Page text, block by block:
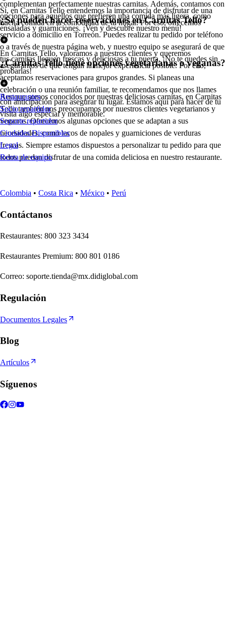
complementan perfectamente nuestras carnitas. Además, contamos con
opciones para aquellos que prefieren una comida más ligera, como
ensaladas y guarniciones. ¡Ven y descubre nuestro menú!
Sí, en Carnitas Tello entendemos la importancia de disfrutar de una
buena comida en la comodidad de tu hogar. Por eso, ofrecemos
servicio a domicilio en Torreón. Puedes realizar tu pedido por teléfono
o a través de nuestra página web, y nuestro equipo se asegurará de que
tus carnitas lleguen frescas y deliciosas a tu puerta. ¡No te quedes sin
probarlas!
¿Se pueden hacer reservaciones en Carnitas Tello?
En Carnitas Tello, valoramos a nuestros clientes y queremos
asegurarnos de que tengan la mejor experiencia posible. Por ello,
aceptamos reservaciones para grupos grandes. Si planeas una
celebración o una reunión familiar, te recomendamos que nos llames
con anticipación para asegurar tu lugar. Estamos aquí para hacer de tu
visita algo especial y memorable.
¿Carnitas Tello tiene opciones vegetarianas o veganas?
Aunque somos conocidos por nuestras deliciosas carnitas, en Carnitas
Tello también nos preocupamos por nuestros clientes vegetarianos y
veganos. Ofrecemos algunas opciones que se adaptan a sus
necesidades, como tacos de nopales y guarniciones de verduras
frescas. Siempre estamos dispuestos a personalizar tu pedido para que
todos puedan disfrutar de una comida deliciosa en nuestro restaurante.
Restaurantes
Socio repartidor
Soporte repartidor
Ciudades Disponibles
Legal
Renta de equipo
Colombia • Costa Rica • México • Perú
Contáctanos
Restaurantes: 800 323 3434
Restaurantes Premium: 800 801 0186
Correo: soporte.tienda@mx.didiglobal.com
Regulación
Documentos Legales
Blog
Artículos
Síguenos